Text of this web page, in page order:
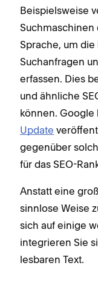
Beispielsweise
Sprache, um
Suchanfragen
erfassen. Dies
und ähnliche
können. Google
Update
gegenüber
für das SEO-
Anstatt eine
sinnlose Weise
sich auf einige
integrieren Sie
lesbaren Text.